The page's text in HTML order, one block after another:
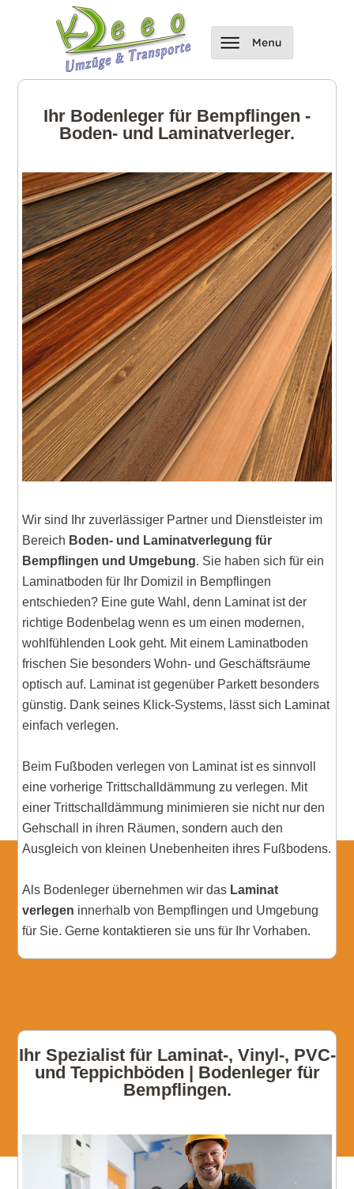
Ihr Bodenleger für Bempflingen -
Boden- und Laminatverleger.
Wir sind Ihr zuverlässiger Partner und Dienstleister im
Bereich Boden- und Laminatverlegung für
Bempflingen und Umgebung. Sie haben sich für ein
Laminatboden für Ihr Domizil in Bempflingen
entschieden? Eine gute Wahl, denn Laminat ist der
richtige Bodenbelag wenn es um einen modernen,
wohlfühlenden Look geht. Mit einem Laminatboden
frischen Sie besonders Wohn- und Geschäftsräume
optisch auf. Laminat ist gegenüber Parkett besonders
günstig. Dank seines Klick-Systems, lässt sich Laminat
einfach verlegen.
Beim Fußboden verlegen von Laminat ist es sinnvoll
eine vorherige Trittschalldämmung zu verlegen. Mit
einer Trittschalldämmung minimieren sie nicht nur den
Gehschall in ihren Räumen, sondern auch den
Ausgleich von kleinen Unebenheiten ihres Fußbodens.
Als Bodenleger übernehmen wir das Laminat
verlegen innerhalb von Bempflingen und Umgebung
für Sie. Gerne kontaktieren sie uns für Ihr Vorhaben.
Ihr Spezialist für Laminat-, Vinyl-, PVC-
und Teppichböden | Bodenleger für
Bempflingen.